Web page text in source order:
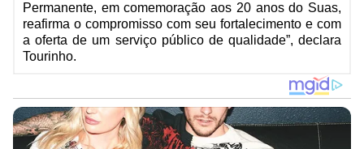
Permanente, em comemoração aos 20 anos do Suas,
reafirma o compromisso com seu fortalecimento e com
a oferta de um serviço público de qualidade”, declara
Tourinho.